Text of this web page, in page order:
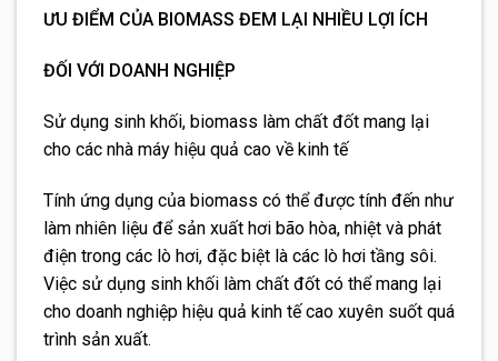
ƯU ĐIỂM CỦA BIOMASS ĐEM LẠI NHIỀU LỢI ÍCH
ĐỐI VỚI DOANH NGHIỆP
Sử dụng sinh khối, biomass làm chất đốt mang lại
cho các nhà máy hiệu quả cao về kinh tế
Tính ứng dụng của biomass có thể được tính đến như
làm nhiên liệu để sản xuất hơi bão hòa, nhiệt và phát
điện trong các lò hơi, đặc biệt là các lò hơi tầng sôi.
Việc sử dụng sinh khối làm chất đốt có thể mang lại
cho doanh nghiệp hiệu quả kinh tế cao xuyên suốt quá
trình sản xuất.